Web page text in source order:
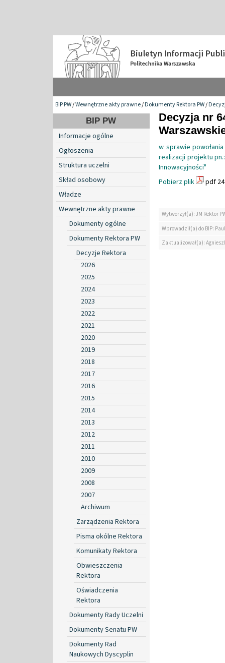
BIP PW/Wewnętrzne akty prawne/Dokumenty Rektora PW/
BIP PW
Informacje ogólne
Ogłoszenia
Struktura uczelni
Skład osobowy
Władze
Wewnętrzne akty prawne
Dokumenty ogólne
Dokumenty Rektora PW
Decyzje Rektora
2026
2025
2024
2023
2022
2021
2020
2019
2018
2017
2016
2015
2014
2013
2012
2011
2010
2009
2008
2007
Archiwum
Zarządzenia Rektora
Pisma okólne Rektora
Komunikaty Rektora
Obwieszczenia
Rektora
Oświadczenia
Rektora
Dokumenty Rady Uczelni
Dokumenty Senatu PW
Dokumenty Rad
Naukowych Dyscyplin
Decyzja nr
w sprawie
realizacji projektu
Innowacyjności"
Pobierz plik
pdf
Wytworzył(a): JM Rektor
Wprowadził(a) do BIP:
Zaktualizował(a):